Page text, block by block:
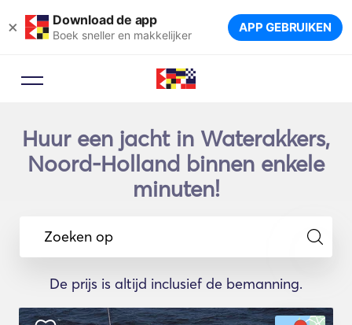
× Download de app
Boek sneller en makkelijker APP GEBRUIKEN
Huur een jacht in Waterakkers,
Noord-Holland binnen enkele
minuten!
Zoeken op
De prijs is altijd inclusief de bemanning.